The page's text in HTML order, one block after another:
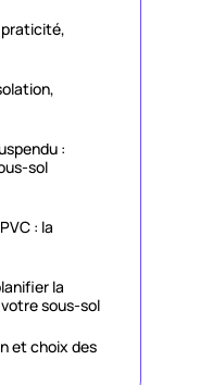
praticité,
:
sol
: la
la
sous-sol
et choix des